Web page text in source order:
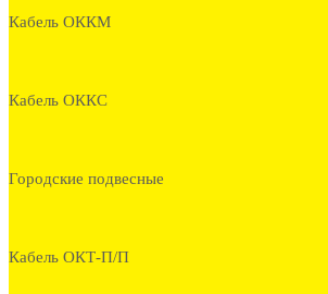
Кабель ОККМ
Кабель ОККС
Городские подвесные
Кабель ОКТ-П/П